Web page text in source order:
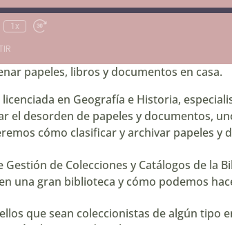
1x
Fast
papeles, libros y documentos en casa.
en Geografía e Historia,
el desorden de papeles y documentos,
cómo clasificar y archivar papeles y
Gestión de Colecciones y Catálogos de la
una gran biblioteca y cómo podemos
que sean coleccionistas de algún tipo